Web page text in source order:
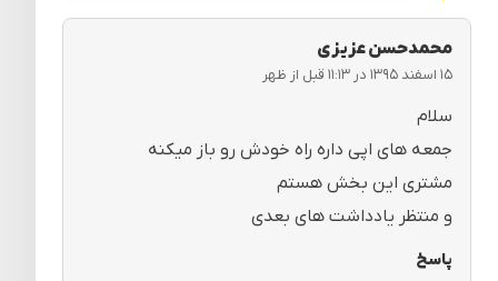
محمدحسن عزیزی
۱۵ اسفند ۱۳۹۵ در ۱۱:۱۳ قبل از ظهر
سلام
جمعه های اپی داره راه خودش رو باز میکنه
مشتری این بخش هستم
و منتظر یادداشت های بعدی
پاسخ